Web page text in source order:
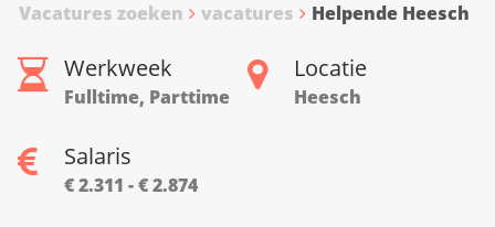
Vacatures zoeken vacatures Helpende Heesch
Werkweek
Fulltime, Parttime
Locatie
Heesch
Salaris
€ 2.311 - € 2.874